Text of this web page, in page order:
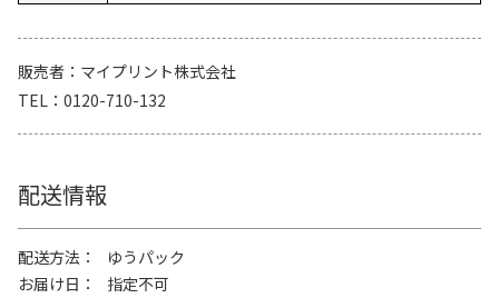
販売者
マイプリント株式会社
TEL
0120-710-132
配送情報
配送方法
ゆうパック
お届け日
指定不可